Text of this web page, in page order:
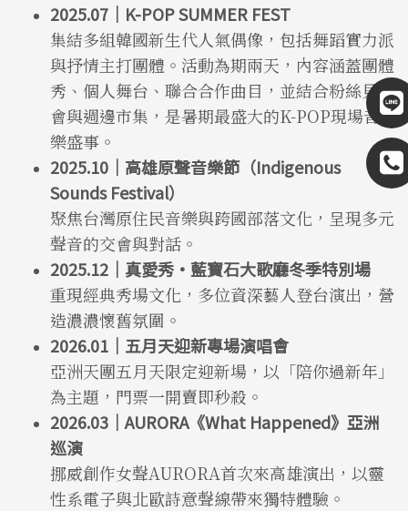
2025.07｜K-POP SUMMER FEST
集結多組韓國新生代人氣偶像，包括舞蹈實力派
與抒情主打團體。活動為期兩天，內容涵蓋團體
秀、個人舞台、聯合合作曲目，並結合粉絲見面
會與週邊市集，是暑期最盛大的K-POP現場音
樂盛事。
2025.10｜高雄原聲音樂節（Indigenous
Sounds Festival）
聚焦台灣原住民音樂與跨國部落文化，呈現多元
聲音的交會與對話。
2025.12｜真愛秀·藍寶石大歌廳冬季特別場
重現經典秀場文化，多位資深藝人登台演出，營
造濃濃懷舊氛圍。
2026.01｜五月天迎新專場演唱會
亞洲天團五月天限定迎新場，以「陪你過新年」
為主題，門票一開賣即秒殺。
2026.03｜AURORA《What Happened》亞洲
巡演
挪威創作女聲AURORA首次來高雄演出，以靈
性系電子與北歐詩意聲線帶來獨特體驗。